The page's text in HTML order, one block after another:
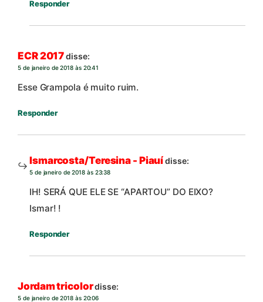
Responder
ECR 2017disse:
5 de janeiro de 2018 às 20:41
Esse Grampola é muito ruim.
Responder
Ismarcosta/Teresina - Piauídisse:
5 de janeiro de 2018 às 23:38
IH! SERÁ QUE ELE SE “APARTOU” DO EIXO?
Ismar! !
Responder
Jordam tricolordisse:
5 de janeiro de 2018 às 20:06